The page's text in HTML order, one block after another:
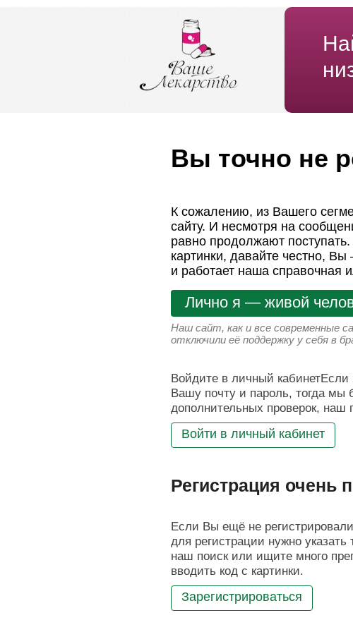
Вы точно не
К сожалению, из Вашего
сайту. И несмотря на
равно продолжают
картинки, давайте честно,
и работает наша справочная
Лично я — живой
Наш сайт, как и все современные
отключили её поддержку у себя в
Войдите в личный кабинетЕсли
Вашу почту и пароль, тогда мы
дополнительных проверок, наш
Войти в личный кабинет
Регистрация очень
Если Вы ещё не
для регистрации нужно
наш поиск или ищите много
вводить код с картинки.
Зарегистрироваться